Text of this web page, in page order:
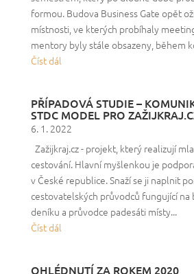
formou. Budova Business Gate opět
místnosti, ve kterých probíhaly
mentory byly stále obsazeny, během
Číst dál
PŘÍPADOVÁ STUDIE –
STDC MODEL PRO
6. 1. 2022
Zažijkraj.cz - projekt, který realizují
cestování. Hlavní myšlenkou je
v České republice. Snaží se ji naplnit
cestovatelských průvodců fungující na
deníku a průvodce padesáti místy...
Číst dál
OHLÉDNUTÍ ZA ROKEM 2020